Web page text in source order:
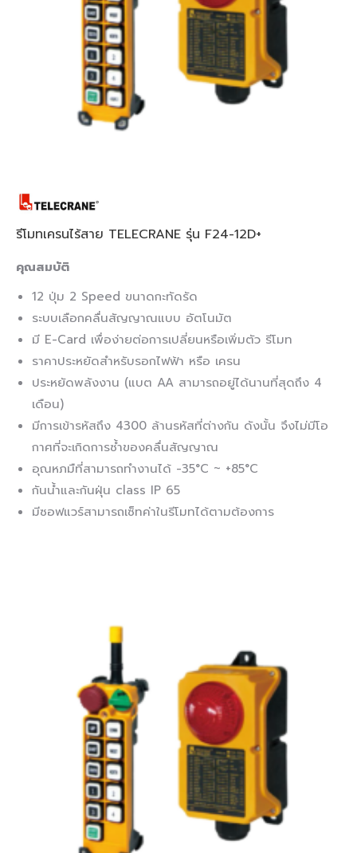
รีโมทเครนไร้สาย TELECRANE รุ่น F24-12D+
คุณสมบัติ
12 ปุ่ม 2 Speed ขนาดกะทัดรัด
ระบบเลือกคลื่นสัญญาณแบบ อัตโนมัต
มี E-Card เพื่อง่ายต่อการเปลี่ยนหรือเพิ่มตัว รีโมท
ราคาประหยัดสำหรับรอกไฟฟ้า หรือ เครน
ประหยัดพลังงาน (แบต AA สามารถอยู่ได้นานที่สุดถึง 4
เดือน)
มีการเข้ารหัสถึง 4300 ล้านรหัสที่ต่างกัน ดังนั้น จึงไม่มีโอ
กาศที่จะเกิดการซ้ำของคลื่นสัญญาณ
อุณหภมืที่สามารถทำงานได้ -35°C ~ +85°C
กันน้ำและกันฝุ่น class IP 65
มีซอฟแวร์สามารถเซ็ทค่าในรีโมทได้ตามต้องการ